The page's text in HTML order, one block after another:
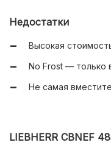
температуры.
Недостатки
Высокая
No Frost — только
Не самая
LIEBHERR CBNEF